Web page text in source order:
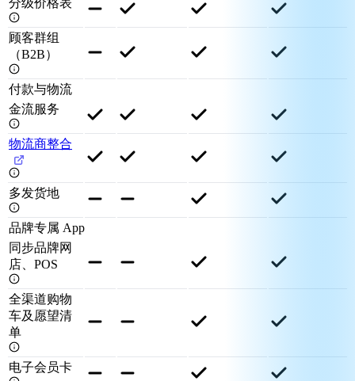
分级价格表
顾客群组
（B2B）
付款与物流
金流服务
物流商整合
多发货地
品牌专属 App
同步品牌网
店、POS
全渠道购物
车及愿望清
单
电子会员卡